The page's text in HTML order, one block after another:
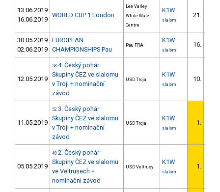
13.06.2019
16.06.2019
WORLD CUP 1 London
Lee Valley
White Water
Centre
K1W
slalom
21.
30.05.2019
02.06.2019
EUROPEAN
CHAMPIONSHIPS Pau
Pau FRA
K1W
slalom
16.
12.05.2019
53 4. Český pohár
Skupiny ČEZ ve slalomu
v Troji + nominační
závod
USD Troja
K1W
slalom
10.
11.05.2019
52 3. Český pohár
Skupiny ČEZ ve slalomu
v Tróji + nominační
závod
USD Troja
K1W
slalom
1.
05.05.2019
48 2. Český pohár
Skupiny ČEZ ve slalomu
ve Veltrusech +
nominační závod
USD Veltrusy
K1W
slalom
1.